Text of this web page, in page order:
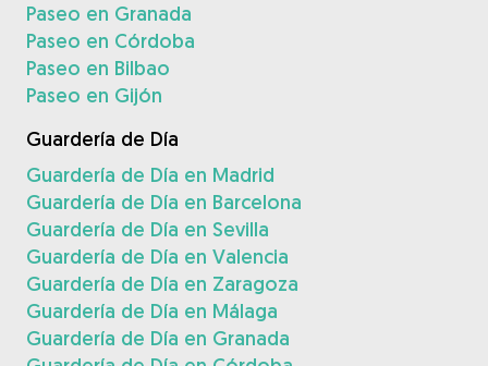
Paseo en Granada
Paseo en Córdoba
Paseo en Bilbao
Paseo en Gijón
Guardería de Día
Guardería de Día en Madrid
Guardería de Día en Barcelona
Guardería de Día en Sevilla
Guardería de Día en Valencia
Guardería de Día en Zaragoza
Guardería de Día en Málaga
Guardería de Día en Granada